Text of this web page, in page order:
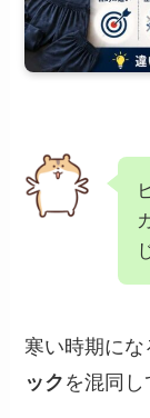
寒い時期にな
ック を混同し